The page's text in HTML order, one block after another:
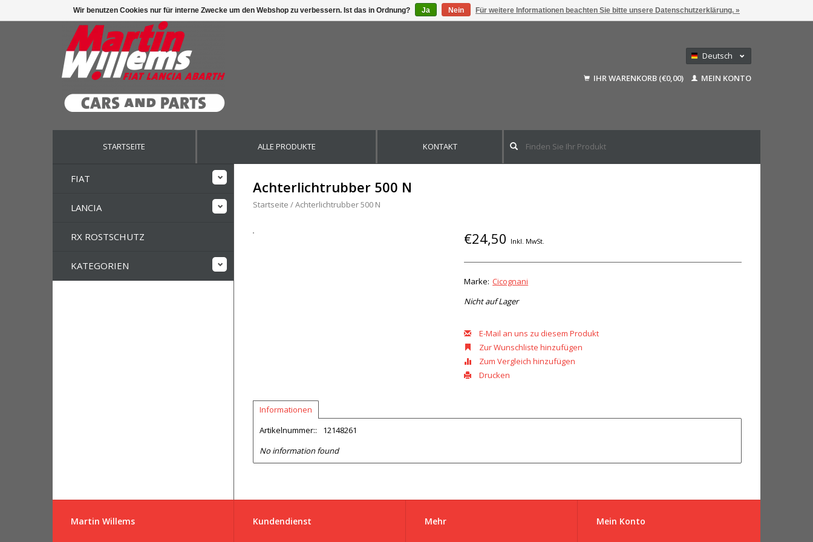
Deutsch
Français
IHR WARENKORB (€0,00) MEIN KONTO
STARTSEITE ALLE PRODUKTE KONTAKT
FIAT
LANCIA
RX ROSTSCHUTZ
KATEGORIEN
Achterlichtrubber 500 N
Startseite /Achterlichtrubber 500 N
€24,50 Inkl. MwSt.
Marke: Cicognani
Nicht auf Lager
E-Mail an uns zu diesem Produkt
Zur Wunschliste hinzufügen
Zum Vergleich hinzufügen
Drucken
Informationen
Artikelnummer::
12148261
No information found
Martin Willems Kundendienst Mehr Mein Konto
Wir benutzen Cookies nur für interne Zwecke um den Webshop zu verbessern. Ist das in Ordnung? Ja Nein Für weitere Informationen beachten Sie bitte unsere Datenschutzerklärung. »